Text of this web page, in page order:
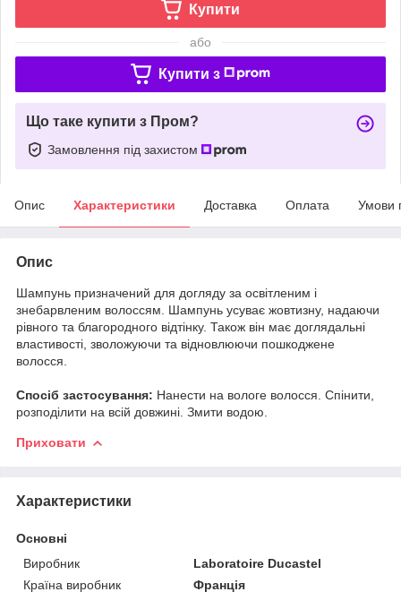
Купити
або
Купити з
Що таке купити з Пром?
Замовлення під захистом
Опис Характеристики Доставка Оплата Умови
Опис
Шампунь призначений для догляду за освітленим і
знебарвленим волоссям. Шампунь усуває жовтизну, надаючи
рівного та благородного відтінку. Також він має доглядальні
властивості, зволожуючи та відновлюючи пошкоджене
волосся.
Спосіб застосування: Нанести на вологе волосся. Спінити,
розподілити на всій довжині. Змити водою.
Приховати
Характеристики
Основні
Виробник
Laboratoire Ducastel
Країна виробник
Франція